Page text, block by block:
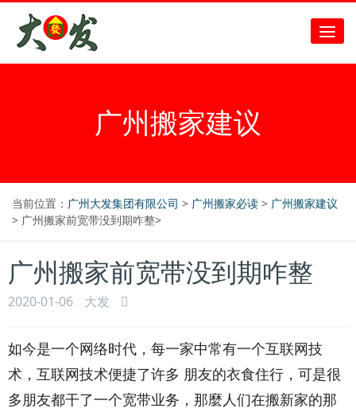
广州搬家建议
当前位置： 广州大发集团有限公司 > 广州搬家必读 > 广州搬家建议
> 广州搬家前宽带没到期咋整>
广州搬家前宽带没到期咋整
2020-01-06 大发
如今是一个网络时代，每一家中常有一个互联网技
术，互联网技术便捷了许多 朋友的衣食住行，可是很
多朋友都干了一个宽带业务，那麼人们在搬新家的那